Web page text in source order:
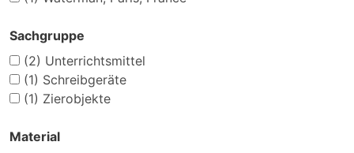
Sachgruppe
(2) Unterrichtsmittel
(1) Schreibgeräte
(1) Zierobjekte
Material